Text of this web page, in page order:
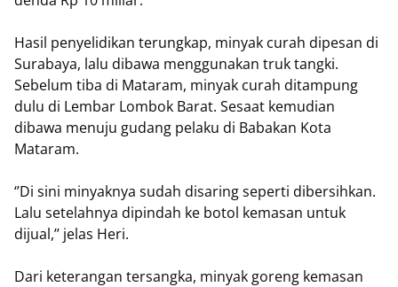
Hasil penyelidikan terungkap, minyak curah dipesan di
Surabaya, lalu dibawa menggunakan truk tangki.
Sebelum tiba di Mataram, minyak curah ditampung
dulu di Lembar Lombok Barat. Sesaat kemudian
dibawa menuju gudang pelaku di Babakan Kota
Mataram.
‘’Di sini minyaknya sudah disaring seperti dibersihkan.
Lalu setelahnya dipindah ke botol kemasan untuk
dijual,’’ jelas Heri.
Dari keterangan tersangka, minyak goreng kemasan